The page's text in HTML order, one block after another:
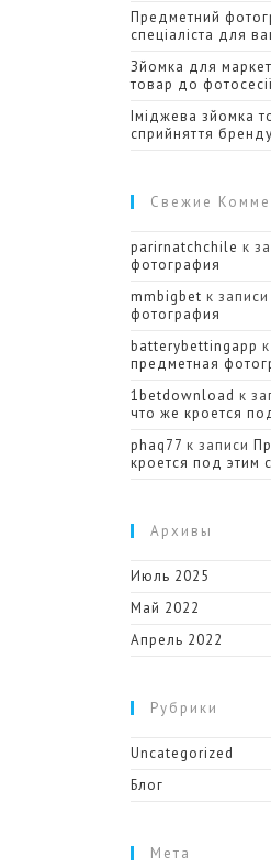
Предметний
спеціаліста для
Зйомка для
товар до фотосесії
Іміджева зйомка
сприйняття бренду
Свежие
parirnatchchile к
фотография
mmbigbet к записи
фотография
batterybettingapp
предметная
1betdownload к
что же кроется
phaq77 к записи
кроется под этим
Архивы
Июль 2025
Май 2022
Апрель 2022
Рубрики
Uncategorized
Блог
Мета